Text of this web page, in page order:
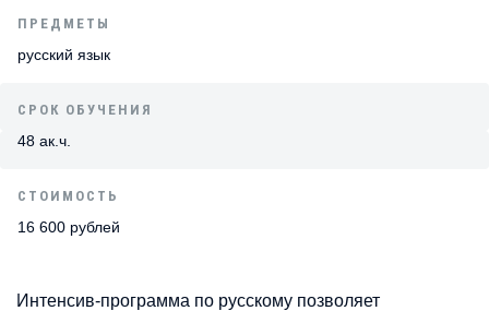
ПРЕДМЕТЫ
русский язык
СРОК ОБУЧЕНИЯ
48 ак.ч.
СТОИМОСТЬ
16 600 рублей
Интенсив-программа по русскому позволяет